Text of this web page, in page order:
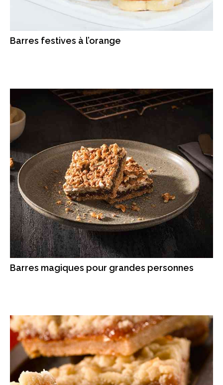
Barres festives à l’orange
Barres magiques pour grandes personnes